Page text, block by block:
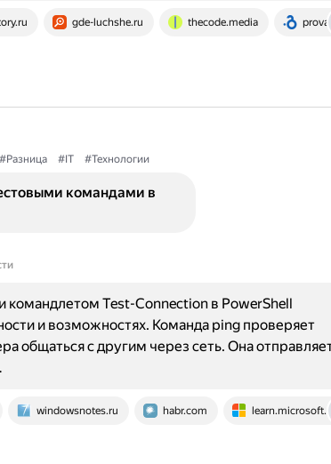
gde-luchshe.ru thecode.media
#Разница #IT #Технологии
командами в
windowsnotes.ru habr.com
командлетом Test-Connection в PowerShell
и возможностях. Команда ping проверяет
общаться с другим через сеть. Она